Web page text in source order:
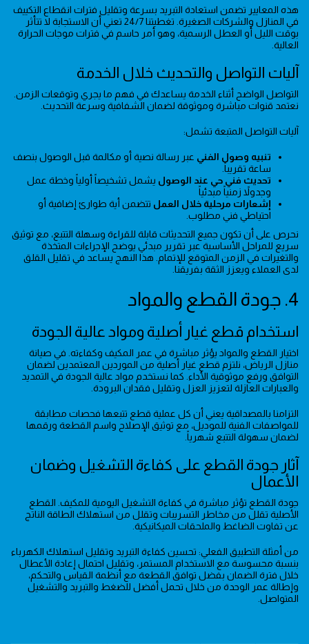
هذه المعايير تضمن استعادة التبريد بسرعة وتقليل فترات انقطاع التكييف
في المنازل والشركات الصغيرة. تغطيتنا 24/7 تعني أن الاستجابة لا تتأثر
بوقت الليل أو العطل الرسمية، وهو أمر حاسم في فترات موجات الحرارة
العالية.
آليات التواصل والتحديث خلال الخدمة
التواصل الواضح أثناء الخدمة يساعدك في فهم ما يجري وتوقعات الزمن.
نعتمد قنوات مباشرة وموثوقة لضمان الشفافية وسرعة التحديث.
آليات التواصل المتبعة تشمل:
تنبيه وصول الفني عبر رسالة نصية أو مكالمة قبل الوصول بنصف
ساعة تقريباً.
تحديث فني حي عند الوصول يشمل تشخيصاً أولياً وخطة عمل
وجدولاً زمنياً مبدئياً
إشعارات مرحلية خلال العمل تتضمن أية طوارئ إضافية أو
احتياطي فني مطلوب.
نحرص على أن تكون جميع التحديثات قابلة للقراءة وسهلة التتبع، مع توثيق
سريع للمراحل الأساسية عبر تقرير مبدئي يوضح الإجراءات المتخذة
والتغيرات في الزمن المتوقع للإتمام. هذا النهج يساعد في تقليل القلق
لدى العملاء ويعزز الثقة بفريقنا.
4. جودة القطع والمواد
استخدام قطع غيار أصلية ومواد عالية الجودة
اختيار القطع والمواد يؤثر مباشرة في عمر المكيف وكفاءته. في صيانة
منازل الرياض، نلتزم قطع غيار أصلية من الموردين المعتمدين لضمان
التوافق ورفع موثوقية الأداء. كما نستخدم مواد عالية الجودة في التمديد
والعبارات العازلة لتعزيز العزل وتقليل فقدان البرودة.
التزامنا بالمصداقية يعني أن كل عملية قطع تتبعها فحصات مطابقة
للمواصفات الفنية للموديل، مع توثيق الإصلاح واسم القطعة ورقمها
لضمان سهولة التتبع شهرياً.
آثار جودة القطع على كفاءة التشغيل وضمان
الأعمال
جودة القطع تؤثر مباشرة في كفاءة التشغيل اليومية للمكيف. القطع
الأصلية تقلل من مخاطر التسريبات وتقلل من استهلاك الطاقة الناتج
عن تفاوت الضاغط والملحقات الميكانيكية.
من أمثلة التطبيق الفعلي: تحسين كفاءة التبريد وتقليل استهلاك الكهرباء
بنسبة محسوسة مع الاستخدام المستمر، وتقليل احتمال إعادة الأعطال
خلال فترة الضمان بفضل توافق القطعة مع أنظمة القياس والتحكم،
وإطالة عمر الوحدة من خلال تحمل أفضل للضغط والتبريد والتشغيل
المتواصل.